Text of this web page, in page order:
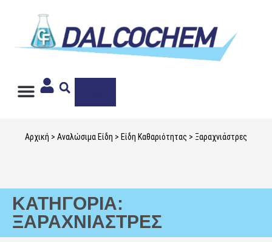
Αρχική > Αναλώσιμα Είδη > Είδη Καθαριότητας > Ξαραχνιάστρες
ΚΑΤΗΓΟΡΊΑ:
ΞΑΡΑΧΝΙΆΣΤΡΕΣ